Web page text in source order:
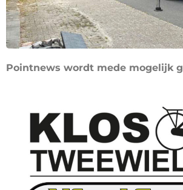
Pointnews wordt mede mogelijk